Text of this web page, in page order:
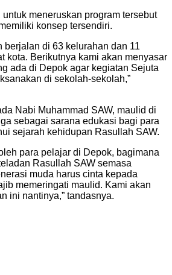
meneruskan program tersebut
konsep tersendiri.
berjalan di 63 kelurahan dan 11
kota. Berikutnya kami akan menyasar
ada di Depok agar kegiatan Sejuta
di sekolah-sekolah,”
Nabi Muhammad SAW, maulid di
sebagai sarana edukasi bagi para
sejarah kehidupan Rasullah SAW.
para pelajar di Depok, bagimana
Rasullah SAW semasa
muda harus cinta kepada
memeringati maulid. Kami akan
ini nantinya,” tandasnya.